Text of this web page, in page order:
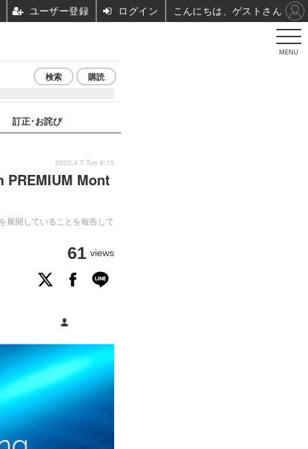
MENU
検索 購読
訂正･お詫び
PREMIUM Mont
展開していることを報告して
61 views
2020.4.7 Tue 8:10
ユーザー登録 ログイン こんにちは、ゲストさん